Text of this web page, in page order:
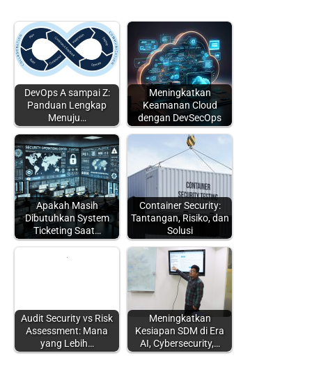
DevOps A sampai Z:
Panduan Lengkap
Menuju…
Meningkatkan
Keamanan Cloud
dengan DevSecOps
Apakah Masih
Dibutuhkan System
Ticketing Saat…
Container Security:
Tantangan, Risiko, dan
Solusi
Audit Security vs Risk
Assessment: Mana
yang Lebih…
Meningkatkan
Kesiapan SDM di Era
AI, Cybersecurity,…